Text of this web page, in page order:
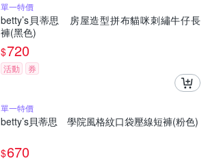
單一特價
betty’s貝蒂思 房屋造型拼布貓咪刺繡牛仔長
褲(黑色)
$720
活動 券
單一特價
betty’s貝蒂思 學院風格紋口袋壓線短褲(粉色)
$670